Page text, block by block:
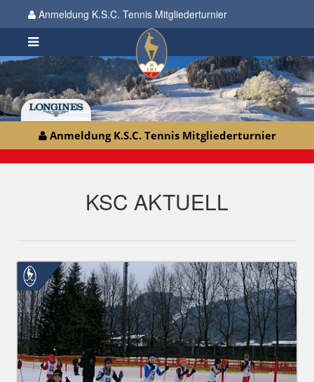
Anmeldung K.S.C. Tennis Mitgliederturnier
Anmeldung K.S.C. Tennis Mitgliederturnier
KSC AKTUELL